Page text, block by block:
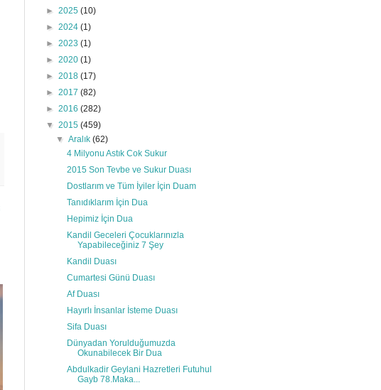
► 2025 (10)
► 2024 (1)
► 2023 (1)
► 2020 (1)
► 2018 (17)
► 2017 (82)
► 2016 (282)
▼ 2015 (459)
▼Aralık(62)
4 Milyonu Astık Cok Sukur
2015 Son Tevbe ve Sukur Duası
Dostlarım ve Tüm İyiler İçin Duam
Tanıdıklarım İçin Dua
Hepimiz İçin Dua
Kandil Geceleri Çocuklarınızla
Yapabileceğiniz 7 Şey
Kandil Duası
Cumartesi Günü Duası
Af Duası
Hayırlı İnsanlar İsteme Duası
Sifa Duası
Dünyadan Yorulduğumuzda
Okunabilecek Bir Dua
Abdulkadir Geylani Hazretleri Futuhul
Gayb 78.Maka...